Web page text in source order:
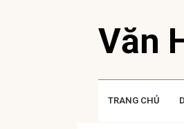
Văn
TRANG CHỦ